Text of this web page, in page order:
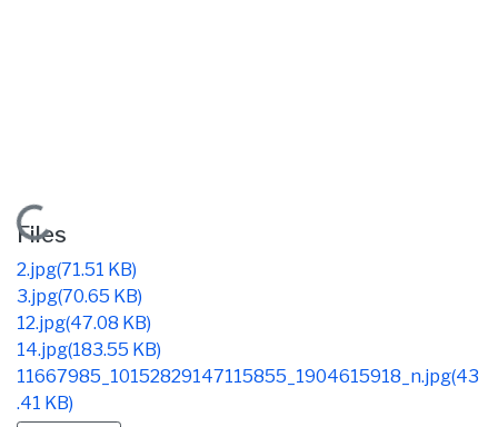
Loading...
Files
2.jpg(71.51 KB)
3.jpg(70.65 KB)
12.jpg(47.08 KB)
14.jpg(183.55 KB)
11667985_10152829147115855_1904615918_n.jpg(43
.41 KB)